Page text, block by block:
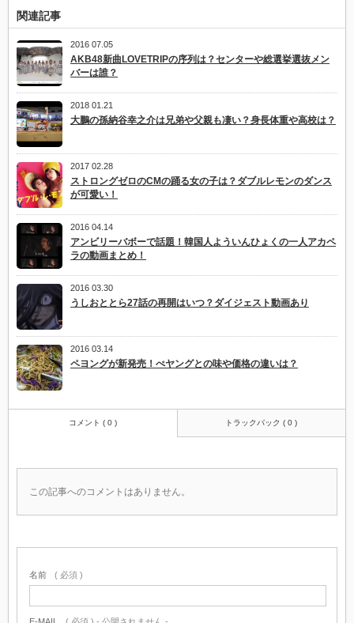
関連記事
2016 07.05
AKB48新曲LOVETRIPの序列は？センターや総選挙選抜メン
バーは誰？
2018 01.21
大鵬の孫納谷幸之介は兄弟や父親も凄い？身長体重や高校は？
2017 02.28
ストロングゼロのCMの踊る女の子は？ダブルレモンのダンス
が可愛い！
2016 04.14
アンビリーバボーで話題！韓国人よういんひょくの一人アカペ
ラの動画まとめ！
2016 03.30
うしおととら27話の再開はいつ？ダイジェスト動画あり
2016 03.14
ペヨングが新発売！ぺヤングとの味や価格の違いは？
コメント ( 0 ) トラックバック ( 0 )
この記事へのコメントはありません。
名前 ( 必須 )